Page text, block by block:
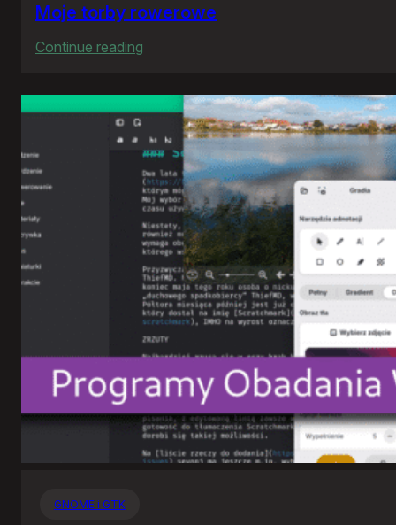
Moje torby rowerowe
Continue reading
torby
rowerowe
GNOME i GTK